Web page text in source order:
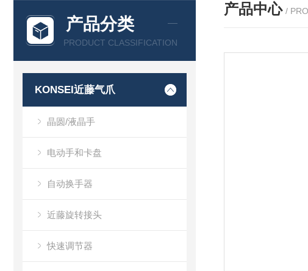
产品分类
PRODUCT CLASSIFICATION
KONSEI近藤气爪
晶圆/液晶手
电动手和卡盘
自动换手器
近藤旋转接头
快速调节器
产品中心 /